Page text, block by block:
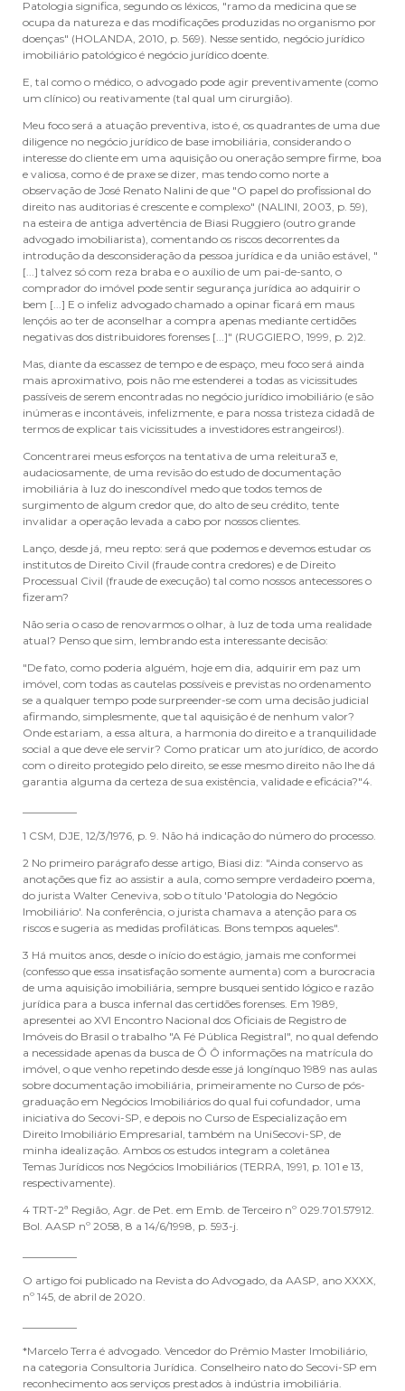
Patologia significa, segundo os léxicos, "ramo da medicina que se
ocupa da natureza e das modificações produzidas no organismo por
doenças" (HOLANDA, 2010, p. 569). Nesse sentido, negócio jurídico
imobiliário patológico é negócio jurídico doente.
E, tal como o médico, o advogado pode agir preventivamente (como
um clínico) ou reativamente (tal qual um cirurgião).
Meu foco será a atuação preventiva, isto é, os quadrantes de uma due
diligence no negócio jurídico de base imobiliária, considerando o
interesse do cliente em uma aquisição ou oneração sempre firme, boa
e valiosa, como é de praxe se dizer, mas tendo como norte a
observação de José Renato Nalini de que "O papel do profissional do
direito nas auditorias é crescente e complexo" (NALINI, 2003, p. 59),
na esteira de antiga advertência de Biasi Ruggiero (outro grande
advogado imobiliarista), comentando os riscos decorrentes da
introdução da desconsideração da pessoa jurídica e da união estável, "
[...] talvez só com reza braba e o auxílio de um pai-de-santo, o
comprador do imóvel pode sentir segurança jurídica ao adquirir o
bem [...] E o infeliz advogado chamado a opinar ficará em maus
lençóis ao ter de aconselhar a compra apenas mediante certidões
negativas dos distribuidores forenses [...]" (RUGGIERO, 1999, p. 2)2.
Mas, diante da escassez de tempo e de espaço, meu foco será ainda
mais aproximativo, pois não me estenderei a todas as vicissitudes
passíveis de serem encontradas no negócio jurídico imobiliário (e são
inúmeras e incontáveis, infelizmente, e para nossa tristeza cidadã de
termos de explicar tais vicissitudes a investidores estrangeiros!).
Concentrarei meus esforços na tentativa de uma releitura3 e,
audaciosamente, de uma revisão do estudo de documentação
imobiliária à luz do inescondível medo que todos temos de
surgimento de algum credor que, do alto de seu crédito, tente
invalidar a operação levada a cabo por nossos clientes.
Lanço, desde já, meu repto: será que podemos e devemos estudar os
institutos de Direito Civil (fraude contra credores) e de Direito
Processual Civil (fraude de execução) tal como nossos antecessores o
fizeram?
Não seria o caso de renovarmos o olhar, à luz de toda uma realidade
atual? Penso que sim, lembrando esta interessante decisão:
"De fato, como poderia alguém, hoje em dia, adquirir em paz um
imóvel, com todas as cautelas possíveis e previstas no ordenamento
se a qualquer tempo pode surpreender-se com uma decisão judicial
afirmando, simplesmente, que tal aquisição é de nenhum valor?
Onde estariam, a essa altura, a harmonia do direito e a tranquilidade
social a que deve ele servir? Como praticar um ato jurídico, de acordo
com o direito protegido pelo direito, se esse mesmo direito não lhe dá
garantia alguma da certeza de sua existência, validade e eficácia?"4.
1 CSM, DJE, 12/3/1976, p. 9. Não há indicação do número do processo.
2 No primeiro parágrafo desse artigo, Biasi diz: "Ainda conservo as
anotações que fiz ao assistir a aula, como sempre verdadeiro poema,
do jurista Walter Ceneviva, sob o título 'Patologia do Negócio
Imobiliário'. Na conferência, o jurista chamava a atenção para os
riscos e sugeria as medidas profiláticas. Bons tempos aqueles".
3 Há muitos anos, desde o início do estágio, jamais me conformei
(confesso que essa insatisfação somente aumenta) com a burocracia
de uma aquisição imobiliária, sempre busquei sentido lógico e razão
jurídica para a busca infernal das certidões forenses. Em 1989,
apresentei ao XVI Encontro Nacional dos Oficiais de Registro de
Imóveis do Brasil o trabalho "A Fé Pública Registral", no qual defendo
a necessidade apenas da busca de Ô Ô informações na matrícula do
imóvel, o que venho repetindo desde esse já longínquo 1989 nas aulas
sobre documentação imobiliária, primeiramente no Curso de pós-
graduação em Negócios Imobiliários do qual fui cofundador, uma
iniciativa do Secovi-SP, e depois no Curso de Especialização em
Direito Imobiliário Empresarial, também na UniSecovi-SP, de
minha idealização. Ambos os estudos integram a coletânea
Temas Jurídicos nos Negócios Imobiliários (TERRA, 1991, p. 101 e 13,
respectivamente).
4 TRT-2ª Região, Agr. de Pet. em Emb. de Terceiro nº 029.701.57912.
Bol. AASP nº 2058, 8 a 14/6/1998, p. 593-j.
O artigo foi publicado na Revista do Advogado, da AASP, ano XXXX,
nº 145, de abril de 2020.
*Marcelo Terra é advogado. Vencedor do Prêmio Master Imobiliário,
na categoria Consultoria Jurídica. Conselheiro nato do Secovi-SP em
reconhecimento aos serviços prestados à indústria imobiliária.